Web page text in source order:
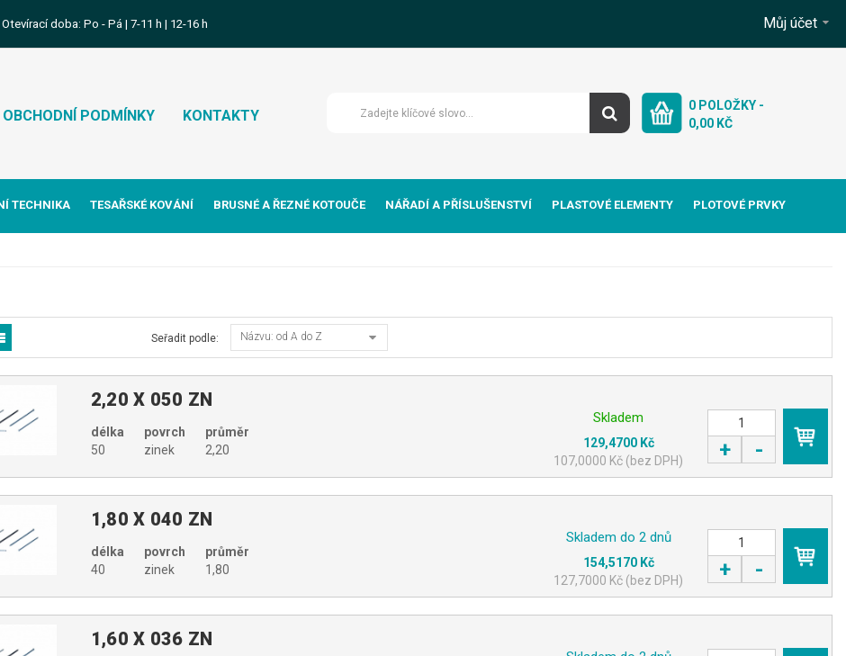
Otevírací doba: Po - Pá | 7-11 h | 12-16 h Můj účet
OBCHODNÍ PODMÍNKY KONTAKTY
0 POLOŽKY -
0,00 KČ
TECHNIKA TESAŘSKÉ KOVÁNÍ BRUSNÉ A ŘEZNÉ KOTOUČE NÁŘADÍ A PŘÍSLUŠENSTVÍ PLASTOVÉ ELEMENTY PLOTOVÉ PRVKY
Seřadit podle: Názvu: od A do Z
2,20 X 050 ZN
délka
50
povrch
zinek
průměr
2,20
Skladem
129,4700 Kč
107,0000 Kč (bez DPH)
+ - KOUPIT
1,80 X 040 ZN
délka
40
povrch
zinek
průměr
1,80
Skladem do 2 dnů
154,5170 Kč
127,7000 Kč (bez DPH)
+ - KOUPIT
1,60 X 036 ZN